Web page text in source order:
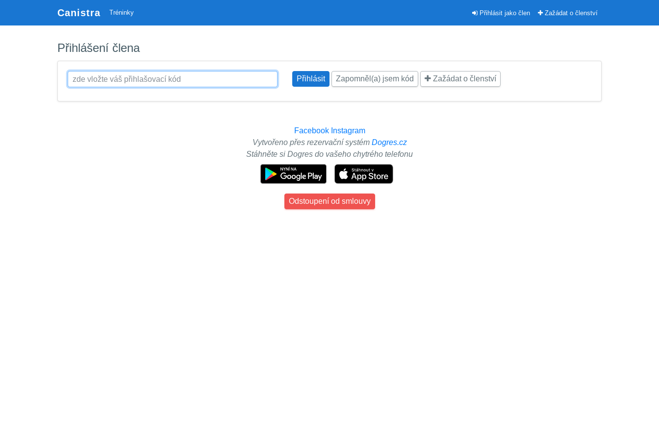
Canistra Tréninky Přihlásit jako člen Zažádat o členství
Přihlášení člena
Zapomněl(a) jsem kód Zažádat o členství
Facebook Instagram
Vytvořeno přes rezervační systém Dogres.cz
Stáhněte si Dogres do vašeho chytrého telefonu
Odstoupení od smlouvy